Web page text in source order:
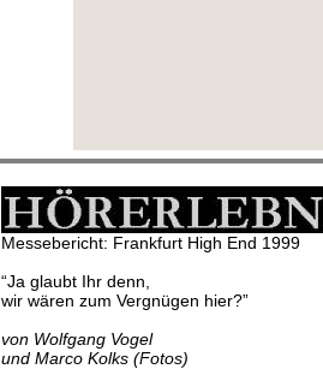
Messebericht: Frankfurt High End 1999
“Ja glaubt Ihr denn,
wir wären zum Vergnügen hier?”
von Wolfgang Vogel
und Marco Kolks (Fotos)